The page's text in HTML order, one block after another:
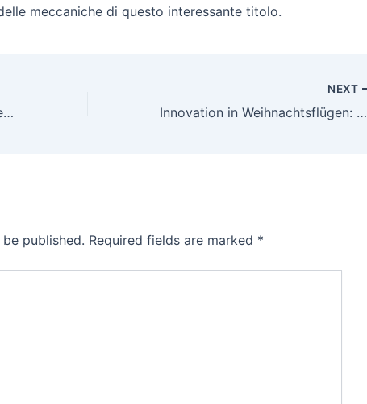
meccaniche di questo interessante titolo.
Les Innovations et Développements Clés dans l’Industrie Aéronautique
NEXT
Innovation in Weihnachtsflügen: Herausforderungen und Trends 2023
published. Required fields are marked *